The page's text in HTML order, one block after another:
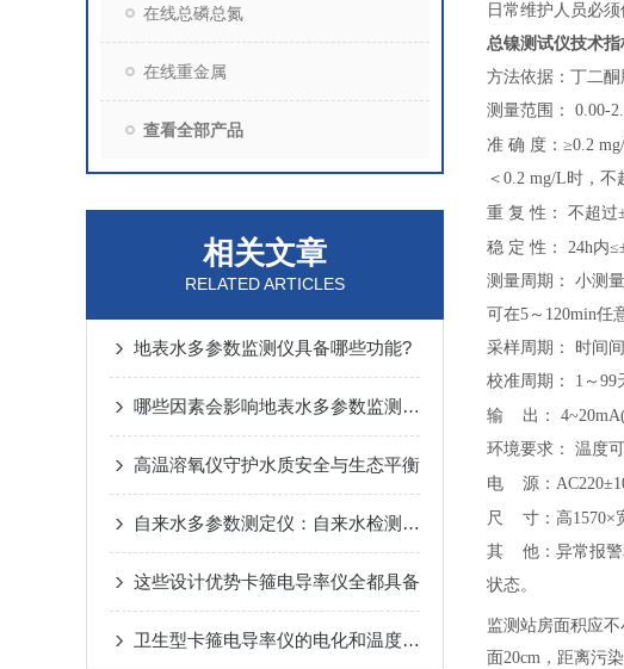
在线总磷总氮
在线重金属
查看全部产品
相关文章
RELATED ARTICLES
地表水多参数监测仪具备哪些功能?
哪些因素会影响地表水多参数监测仪的准确性？
高温溶氧仪守护水质安全与生态平衡
自来水多参数测定仪：自来水检测的未来
这些设计优势卡箍电导率仪全都具备
卫生型卡箍电导率仪的电化和温度补偿
日常维护人员必
总镍测试仪技术指
方法依据：丁二
测量范围： 0.00-
准 确 度：≥0.2
＜0.2 mg/L时，不
重 复 性： 不超过
稳 定 性： 24h内
测量周期： 小测
可在5～120min任
采样周期： 时间
校准周期： 1～99
输
出：
环境要求： 温度
电
源：
尺
寸：高1570×
其 他： 异常报
状态。
监测站房面积应不
面20cm，距离污